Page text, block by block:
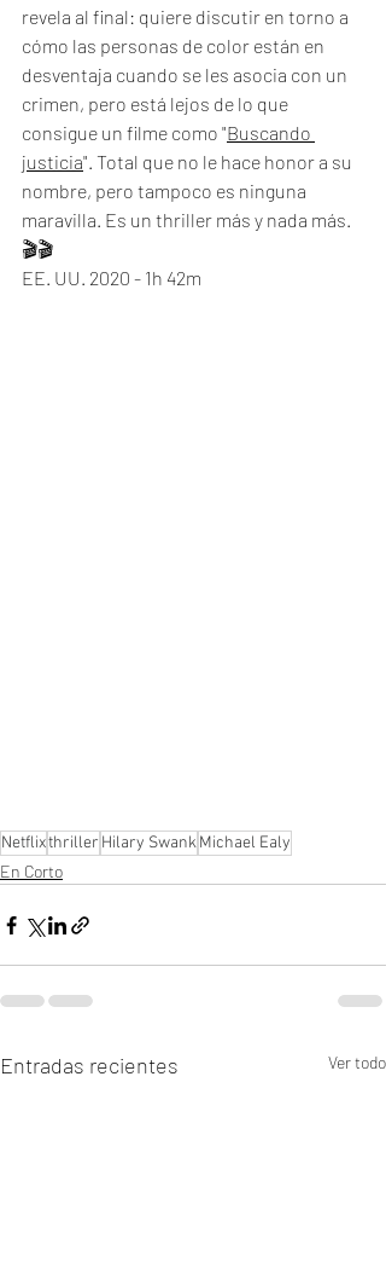
revela al final: quiere discutir en torno a
cómo las personas de color están en
desventaja cuando se les asocia con un
crimen, pero está lejos de lo que
consigue un filme como "Buscando
justicia". Total que no le hace honor a su
nombre, pero tampoco es ninguna
maravilla. Es un thriller más y nada más.
🎬🎬
EE. UU. 2020 - 1h 42m
Netflixthriller Hilary SwankMichael Ealy
En Corto
Entradas recientes Ver todo